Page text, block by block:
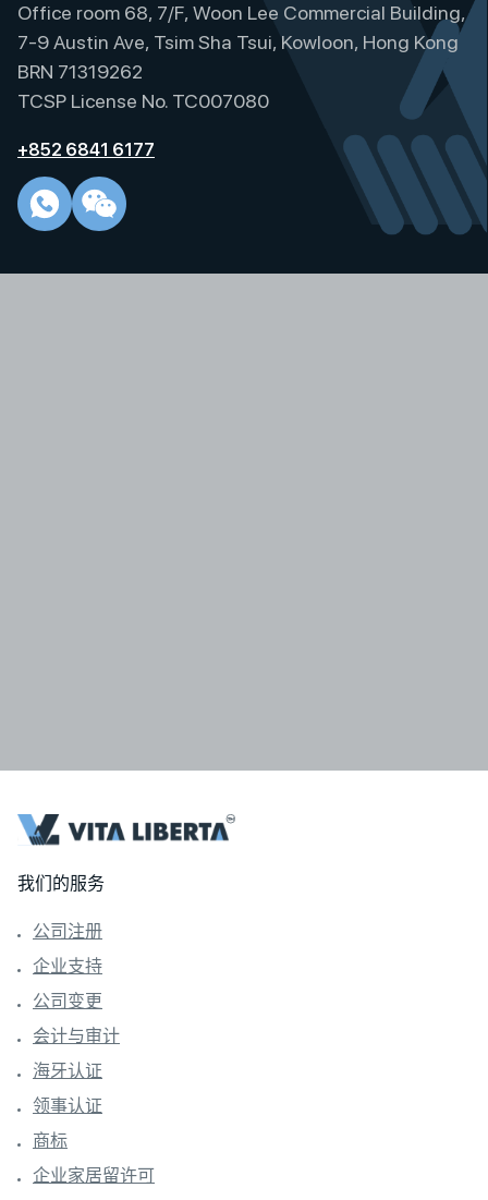
Office room 68, 7/F, Woon Lee Commercial Building,
7-9 Austin Ave, Tsim Sha Tsui, Kowloon, Hong Kong
BRN 71319262
TCSP License No. TC007080
+852 6841 6177
我们的服务
公司注册
企业支持
公司变更
会计与审计
海牙认证
领事认证
商标
企业家居留许可